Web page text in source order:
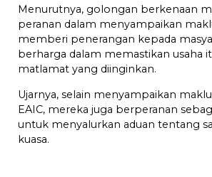
Menurutnya, golongan berkenaan
peranan dalam menyampaikan
memberi penerangan kepada
berharga dalam memastikan usaha
matlamat yang diinginkan.
Ujarnya, selain menyampaikan
EAIC, mereka juga berperanan
untuk menyalurkan aduan tentang
kuasa.